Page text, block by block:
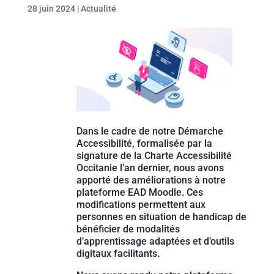
28 juin 2024|Actualité
Dans le cadre de notre Démarche
Accessibilité, formalisée par la
signature de la Charte Accessibilité
Occitanie l’an dernier, nous avons
apporté des améliorations à notre
plateforme EAD Moodle. Ces
modifications permettent aux
personnes en situation de handicap de
bénéficier de modalités
d’apprentissage adaptées et d’outils
digitaux facilitants.